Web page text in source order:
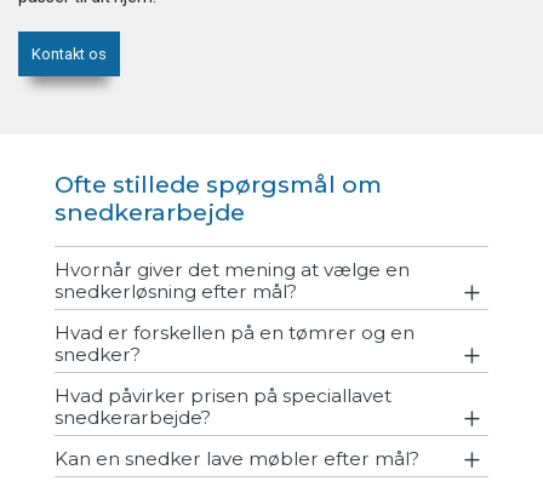
Kontakt os
Ofte stillede spørgsmål om
snedkerarbejde
Hvornår giver det mening at vælge en
snedkerløsning efter mål?
Hvad er forskellen på en tømrer og en
snedker?
Hvad påvirker prisen på speciallavet
snedkerarbejde?
Kan en snedker lave møbler efter mål?